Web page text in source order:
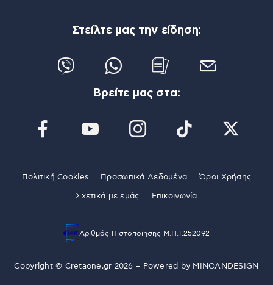
Στείλτε μας την είδηση:
Βρείτε μας στα:
Πολιτική Cookies Προσωπικά Δεδομένα Όροι Χρήσης
Σχετικά με εμάς Επικοινωνία
Αριθμός Πιστοποίησης Μ.Η.Τ.252092
Copyright © Cretaone.gr 2026 – Powered by MINOANDESIGN